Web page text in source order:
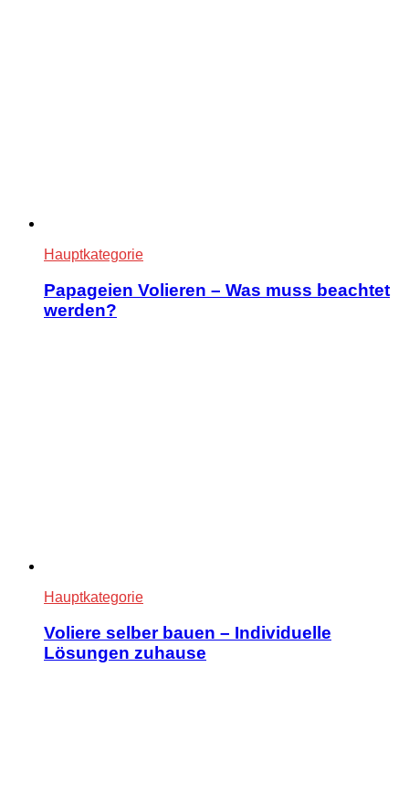
Hauptkategorie
Papageien Volieren – Was muss beachtet
werden?
Hauptkategorie
Voliere selber bauen – Individuelle
Lösungen zuhause